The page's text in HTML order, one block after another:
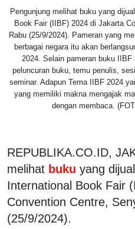
Pengunjung melihat buku yang
Book Fair (IIBF) 2024 di Jakarta
Rabu (25/9/2024). Pameran yang
berbagai negara itu akan
2024. Selain pameran buku
peluncuran buku, temu penulis,
seminar. Adapun Tema IIBF 2024
yang memiliki makna mengajak
dengan membaca.
REPUBLIKA.CO.ID,
melihat buku yang
International Book Fair
Convention Centre,
(25/9/2024).